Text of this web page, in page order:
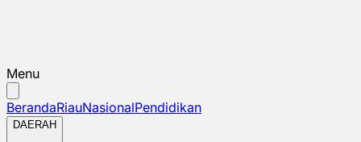
Menu
BerandaRiauNasionalPendidikan
DAERAH